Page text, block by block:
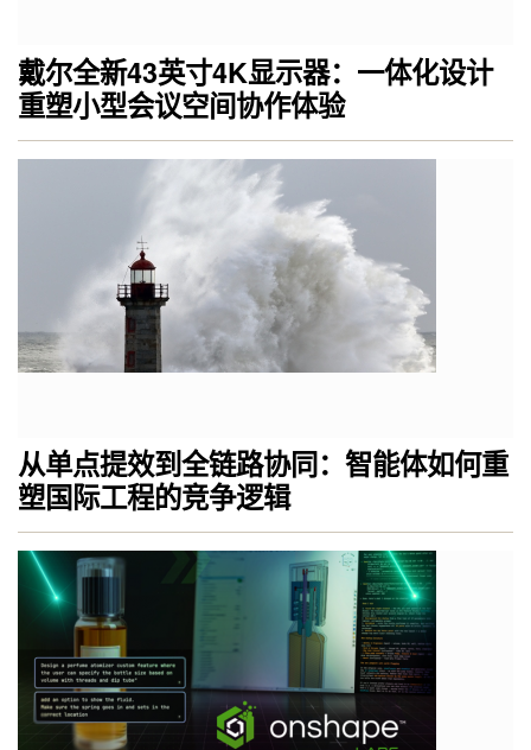
戴尔全新43英寸4K显示器：一体化设计
重塑小型会议空间协作体验
从单点提效到全链路协同：智能体如何重
塑国际工程的竞争逻辑